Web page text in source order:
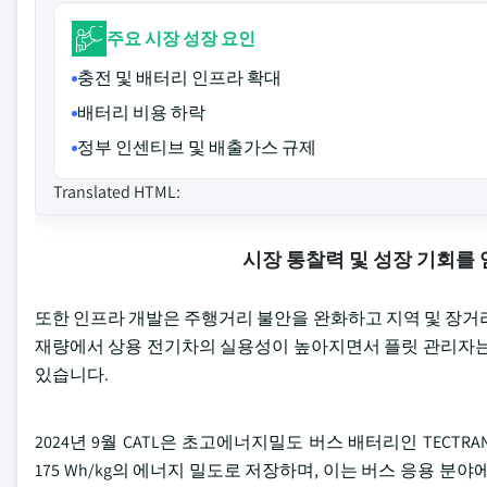
주요 시장 성장 요인
충전 및 배터리 인프라 확대
배터리 비용 하락
정부 인센티브 및 배출가스 규제
Translated HTML:
시장 통찰력 및 성장 기회를
또한 인프라 개발은 주행거리 불안을 완화하고 지역 및 장
재량에서 상용 전기차의 실용성이 높아지면서 플릿 관리
있습니다.
2024년 9월 CATL은 초고에너지밀도 버스 배터리인
175 Wh/kg의 에너지 밀도로 저장하며, 이는 버스 응용 분